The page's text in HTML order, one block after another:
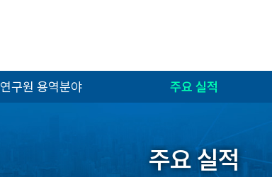
연구원 용역분야 주요 실적
주요 실적